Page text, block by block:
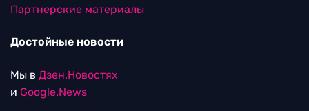
Партнерские материалы
Достойные новости
Мы в Дзен.Новостях
и Google.News